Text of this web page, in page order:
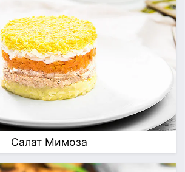
Салат Мимоза